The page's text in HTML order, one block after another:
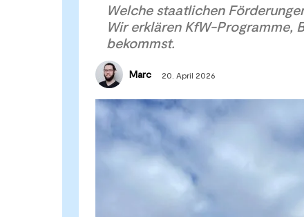
Welche staatlichen
Wir erklären KfW-Programme,
bekommst.
Marc 20. April 2026